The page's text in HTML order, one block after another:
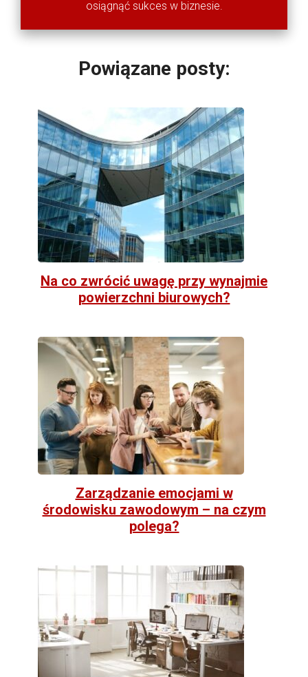
osiągnąć sukces w biznesie.
Powiązane posty:
Na co zwrócić uwagę przy wynajmie
powierzchni biurowych?
Zarządzanie emocjami w
środowisku zawodowym – na czym
polega?